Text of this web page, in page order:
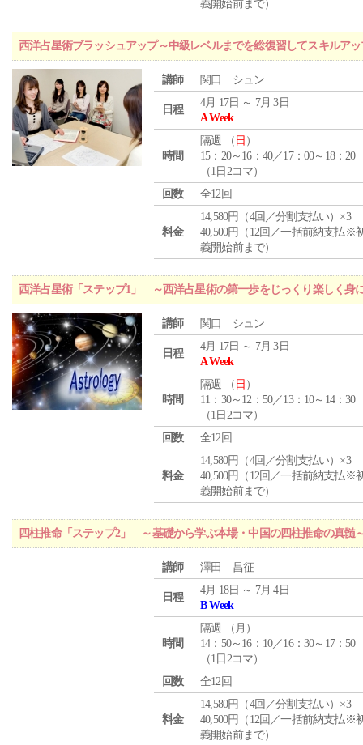
義開始前まで）
西洋占星術ブラッシュアップ～中級レベルまでを総復習してスキルア
講師 関口 シュン
日程
4月 17日 ～ 7月 3日
A Week
時間
隔週 （ 日 ）
15：20～16：40／17：00～18：20
（1日2コマ）
回数
全12回
料金
14,580円（4回／分割支払い）×3
40,500円（12回／一括前納支払※
義開始前まで）
西洋占星術「ステップ1」 ～西洋占星術の第一歩をじっくり楽しく身
講師 関口 シュン
日程
4月 17日 ～ 7月 3日
A Week
時間
隔週 （ 日 ）
11：30～12：50／13：10～14：30
（1日2コマ）
回数
全12回
料金
14,580円（4回／分割支払い）×3
40,500円（12回／一括前納支払※
義開始前まで）
四柱推命「ステップ2」 ～基礎から学ぶ本場・中国の四柱推命の真髄
講師 澤田 昌征
日程
4月 18日 ～ 7月 4日
B Week
時間
隔週 （ 月 ）
14：50～16：10／16：30～17：50
（1日2コマ）
回数
全12回
料金
14,580円（4回／分割支払い）×3
40,500円（12回／一括前納支払※
義開始前まで）